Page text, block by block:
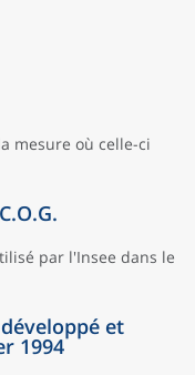
mesure où celle-ci
par l'Insee dans le
et
1994